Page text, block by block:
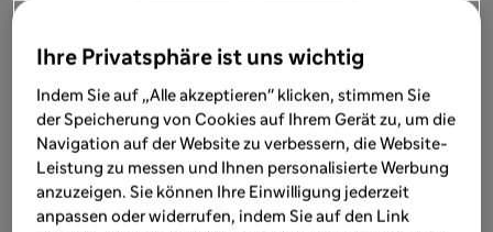
Ihre Privatsphäre ist uns wichtig
Indem Sie auf „Alle akzeptieren" klicken, stimmen Sie
der Speicherung von Cookies auf Ihrem Gerät zu, um die
Navigation auf der Website zu verbessern, die Website-
Leistung zu messen und Ihnen personalisierte Werbung
anzuzeigen. Sie können Ihre Einwilligung jederzeit
anpassen oder widerrufen, indem Sie auf den Link